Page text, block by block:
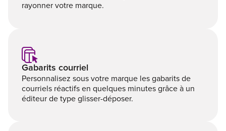
rayonner votre marque.
Gabarits courriel
Personnalisez sous votre marque les gabarits de
courriels réactifs en quelques minutes grâce à un
éditeur de type glisser-déposer.